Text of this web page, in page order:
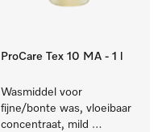
ProCare Tex 10 MA - 1 l
Wasmiddel voor
fijne/bonte was, vloeibaar
concentraat, mild